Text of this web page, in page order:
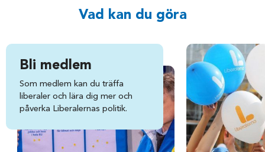
Vad kan du göra
Bli medlem
Som medlem kan du träffa
liberaler och lära dig mer och
påverka Liberalernas politik.